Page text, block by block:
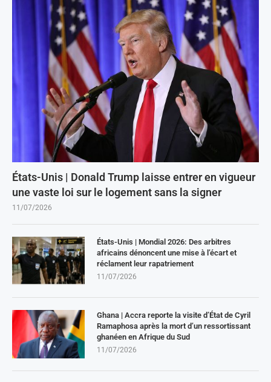
États-Unis | Donald Trump laisse entrer en vigueur
une vaste loi sur le logement sans la signer
11/07/2026
États-Unis | Mondial 2026: Des arbitres
africains dénoncent une mise à l’écart et
réclament leur rapatriement
11/07/2026
Ghana | Accra reporte la visite d’État de Cyril
Ramaphosa après la mort d’un ressortissant
ghanéen en Afrique du Sud
11/07/2026